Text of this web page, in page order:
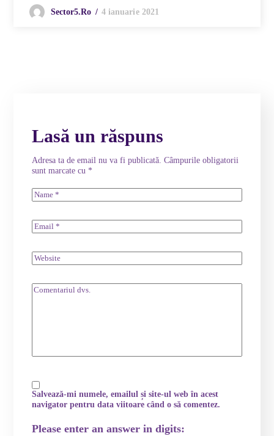
Sector5.ro 4 ianuarie 2021
Lasă un răspuns
Adresa ta de email nu va fi publicată. Câmpurile obligatorii
sunt marcate cu *
Salvează-mi numele, emailul și site-ul web în acest
navigator pentru data viitoare când o să comentez.
Please enter an answer in digits: